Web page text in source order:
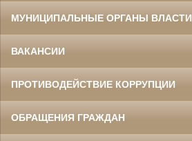
МУНИЦИПАЛЬНЫЕ ОРГАНЫ ВЛАСТИ
ВАКАНСИИ
ПРОТИВОДЕЙСТВИЕ КОРРУПЦИИ
ОБРАЩЕНИЯ ГРАЖДАН